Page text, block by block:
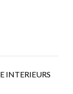
INTERIEURS